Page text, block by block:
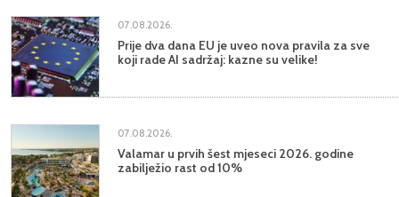
07.08.2026.
Prije dva dana EU je uveo nova pravila za sve
koji rade AI sadržaj: kazne su velike!
07.08.2026.
Valamar u prvih šest mjeseci 2026. godine
zabilježio rast od 10%